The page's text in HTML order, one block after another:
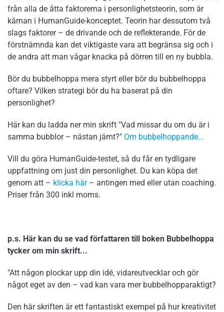
från alla de åtta faktorerna i personlighetsteorin, som är
kärnan i HumanGuide-konceptet. Teorin har dessutom två
slags faktorer – de drivande och de reflekterande. För de
förstnämnda kan det viktigaste vara att begränsa sig och i
de andra att man vågar knacka på dörren till en ny bubbla.
Bör du bubbelhoppa mera styrt eller bör du bubbelhoppa
oftare? Vilken strategi bör du ha baserat på din
personlighet?
Här kan du ladda ner min skrift "Vad missar du om du är i
samma bubblor – nästan jämt?" Om bubbelhoppande...
Vill du göra HumanGuide-testet, så du får en tydligare
uppfattning om just din personlighet. Du kan köpa det
genom att – klicka här– antingen med eller utan coaching.
Priser från 300 inkl moms.
p.s. Här kan du se vad författaren till boken Bubbelhoppa
tycker om min skrift...
"Att någon plockar upp din idé, vidareutvecklar och gör
något eget av den – vad kan vara mer bubbelhopparaktigt?
Den här skriften är ett fantastiskt exempel på hur kreativitet